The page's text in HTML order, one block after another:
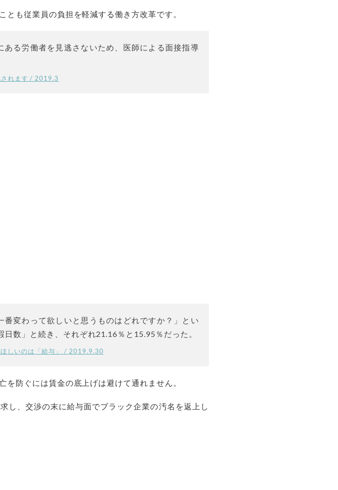
も従業員の負担を軽減する働き方改革です。
る労働者を見逃さないため、医師による面接指導
されます / 2019.3
変わって欲しいと思うものはどれですか？」とい
日数」と続き、それぞれ21.16％と15.95％だった。
しいのは「給与」 / 2019.9.30
防ぐには賃金の底上げは避けて通れません。
し、交渉の末に給与面でブラック企業の汚名を返上し